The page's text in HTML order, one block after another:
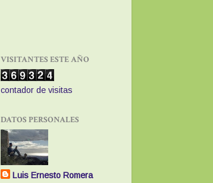
VISITANTES ESTE AÑO
contador de visitas
DATOS PERSONALES
Luis Ernesto Romera